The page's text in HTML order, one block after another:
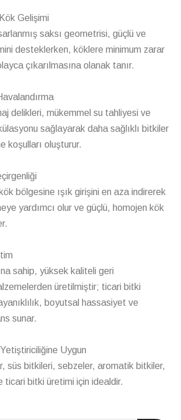
Gelişimi
saksı geometrisi, güçlü ve
desteklerken, köklere minimum zarar
çıkarılmasına olanak tanır.
delikleri, mükemmel su tahliyesi ve
sağlayarak daha sağlıklı bitkiler
koşulları oluşturur.
bölgesine ışık girişini en aza indirerek
yardımcı olur ve güçlü, homojen kök
sahip, yüksek kaliteli geri
üretilmiştir; ticari bitki
boyutsal hassasiyet ve
sunar.
Uygun
süs bitkileri, sebzeler, aromatik bitkiler,
ticari bitki üretimi için idealdir.